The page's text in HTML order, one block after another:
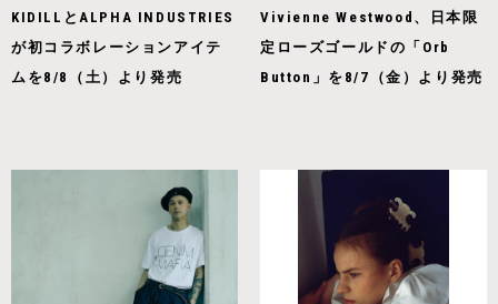
KIDILLとALPHA INDUSTRIES
が初コラボレーションアイテ
ムを8/8（土）より発売
Vivienne Westwood、日本限
定ローズゴールドの「Orb
Button」を8/7（金）より発売